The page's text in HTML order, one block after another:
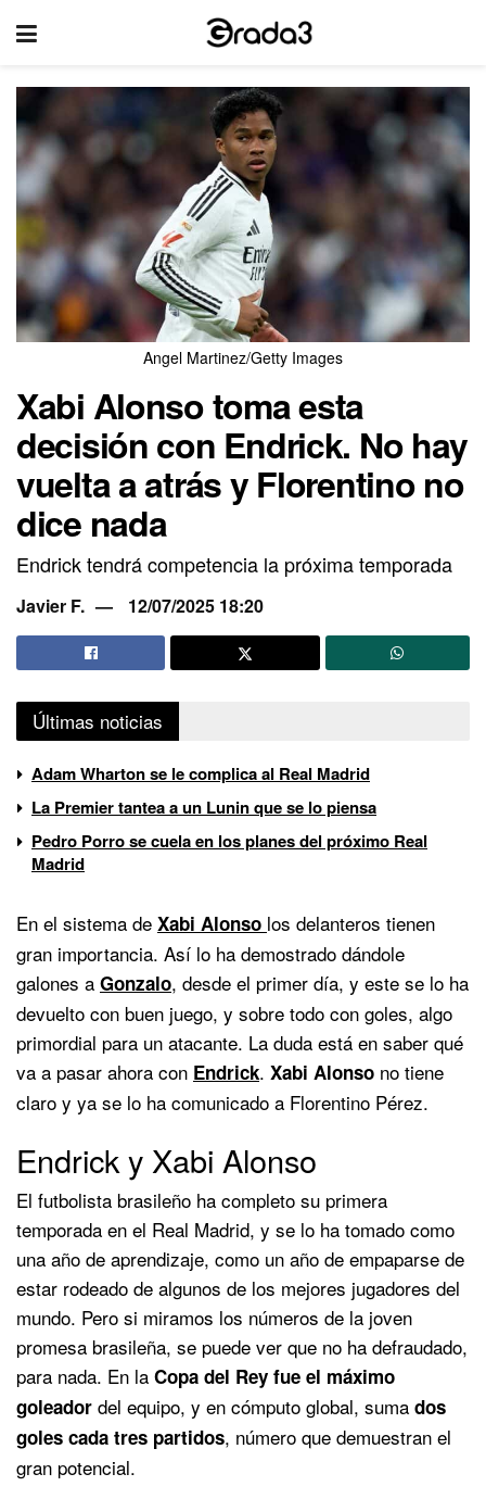
Angel Martinez/Getty Images
Xabi Alonso toma esta
decisión con Endrick. No hay
vuelta a atrás y Florentino no
dice nada
Endrick tendrá competencia la próxima temporada
Javier F. 12/07/2025 18:20
Últimas noticias
Adam Wharton se le complica al Real Madrid
La Premier tantea a un Lunin que se lo piensa
Pedro Porro se cuela en los planes del próximo Real
Madrid
En el sistema de Xabi Alonso los delanteros tienen
gran importancia. Así lo ha demostrado dándole
galones a Gonzalo, desde el primer día, y este se lo ha
devuelto con buen juego, y sobre todo con goles, algo
primordial para un atacante. La duda está en saber qué
va a pasar ahora con Endrick. Xabi Alonso no tiene
claro y ya se lo ha comunicado a Florentino Pérez.
Endrick y Xabi Alonso
El futbolista brasileño ha completo su primera
temporada en el Real Madrid, y se lo ha tomado como
una año de aprendizaje, como un año de empaparse de
estar rodeado de algunos de los mejores jugadores del
mundo. Pero si miramos los números de la joven
promesa brasileña, se puede ver que no ha defraudado,
para nada. En la Copa del Rey fue el máximo
goleador del equipo, y en cómputo global, suma dos
goles cada tres partidos, número que demuestran el
gran potencial.